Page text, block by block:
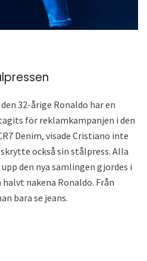
32-årige Ronaldo har en
för reklamkampanjen i den
Denim, visade Cristiano inte
också sin stålpress. Alla
den nya samlingen gjordes i
nakena Ronaldo. Från
bara se jeans.